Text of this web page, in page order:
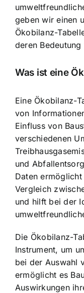
geben wir einen
Ökobilanz-
deren
Was ist eine
Eine Ökobilanz-
von
Einfluss von
verschiedenen
und
Daten
Vergleich
und hilft bei der
Die Ökobilanz-
Instrument, um
bei der Auswahl
ermöglicht es
Auswirkungen